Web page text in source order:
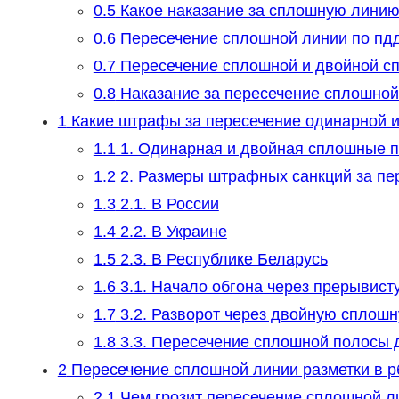
0.5Какое наказание за сплошную
0.6Пересечение сплошной линии по
0.7Пересечение сплошной и двойной
0.8Наказание за пересечение
1Какие штрафы за пересечение одинарной
1.11. Одинарная и двойная сплошные
1.22. Размеры штрафных санкций за
1.32.1. В России
1.42.2. В Украине
1.52.3. В Республике Беларусь
1.63.1. Начало обгона через
1.73.2. Разворот через двойную
1.83.3. Пересечение сплошной полосы
2Пересечение сплошной линии разметки в